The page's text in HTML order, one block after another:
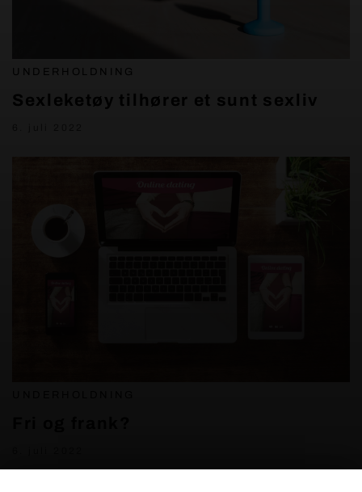
UNDERHOLDNING
Sexleketøy tilhører et sunt sexliv